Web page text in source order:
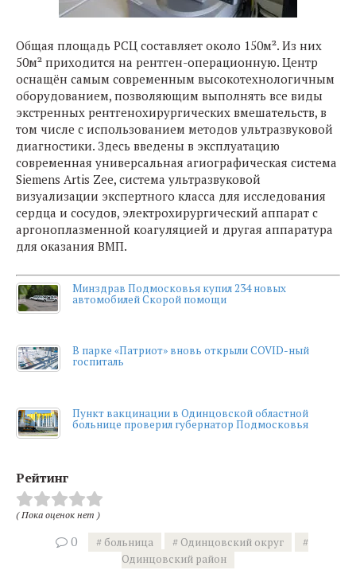
Общая площадь РСЦ составляет около 150м². Из них
50м² приходится на рентген-операционную. Центр
оснащён самым современным высокотехнологичным
оборудованием, позволяющим выполнять все виды
экстренных рентгенохирургических вмешательств, в
том числе с использованием методов ультразвуковой
диагностики. Здесь введены в эксплуатацию
современная универсальная агиографическая система
Siemens Artis Zee, система ультразвуковой
визуализации экспертного класса для исследования
сердца и сосудов, электрохирургический аппарат с
аргоноплазменной коагуляцией и другая аппаратура
для оказания ВМП.
Минздрав Подмосковья купил 234 новых
автомобилей Скорой помощи
В парке «Патриот» вновь открыли COVID-ный
госпиталь
Пункт вакцинации в Одинцовской областной
больнице проверил губернатор Подмосковья
Рейтинг
( Пока оценок нет )
0 больница
Одинцовский округ
Одинцовский район